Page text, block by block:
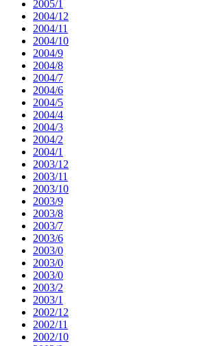
2005/1
2004/12
2004/11
2004/10
2004/9
2004/8
2004/7
2004/6
2004/5
2004/4
2004/3
2004/2
2004/1
2003/12
2003/11
2003/10
2003/9
2003/8
2003/7
2003/6
2003/0
2003/0
2003/0
2003/2
2003/1
2002/12
2002/11
2002/10